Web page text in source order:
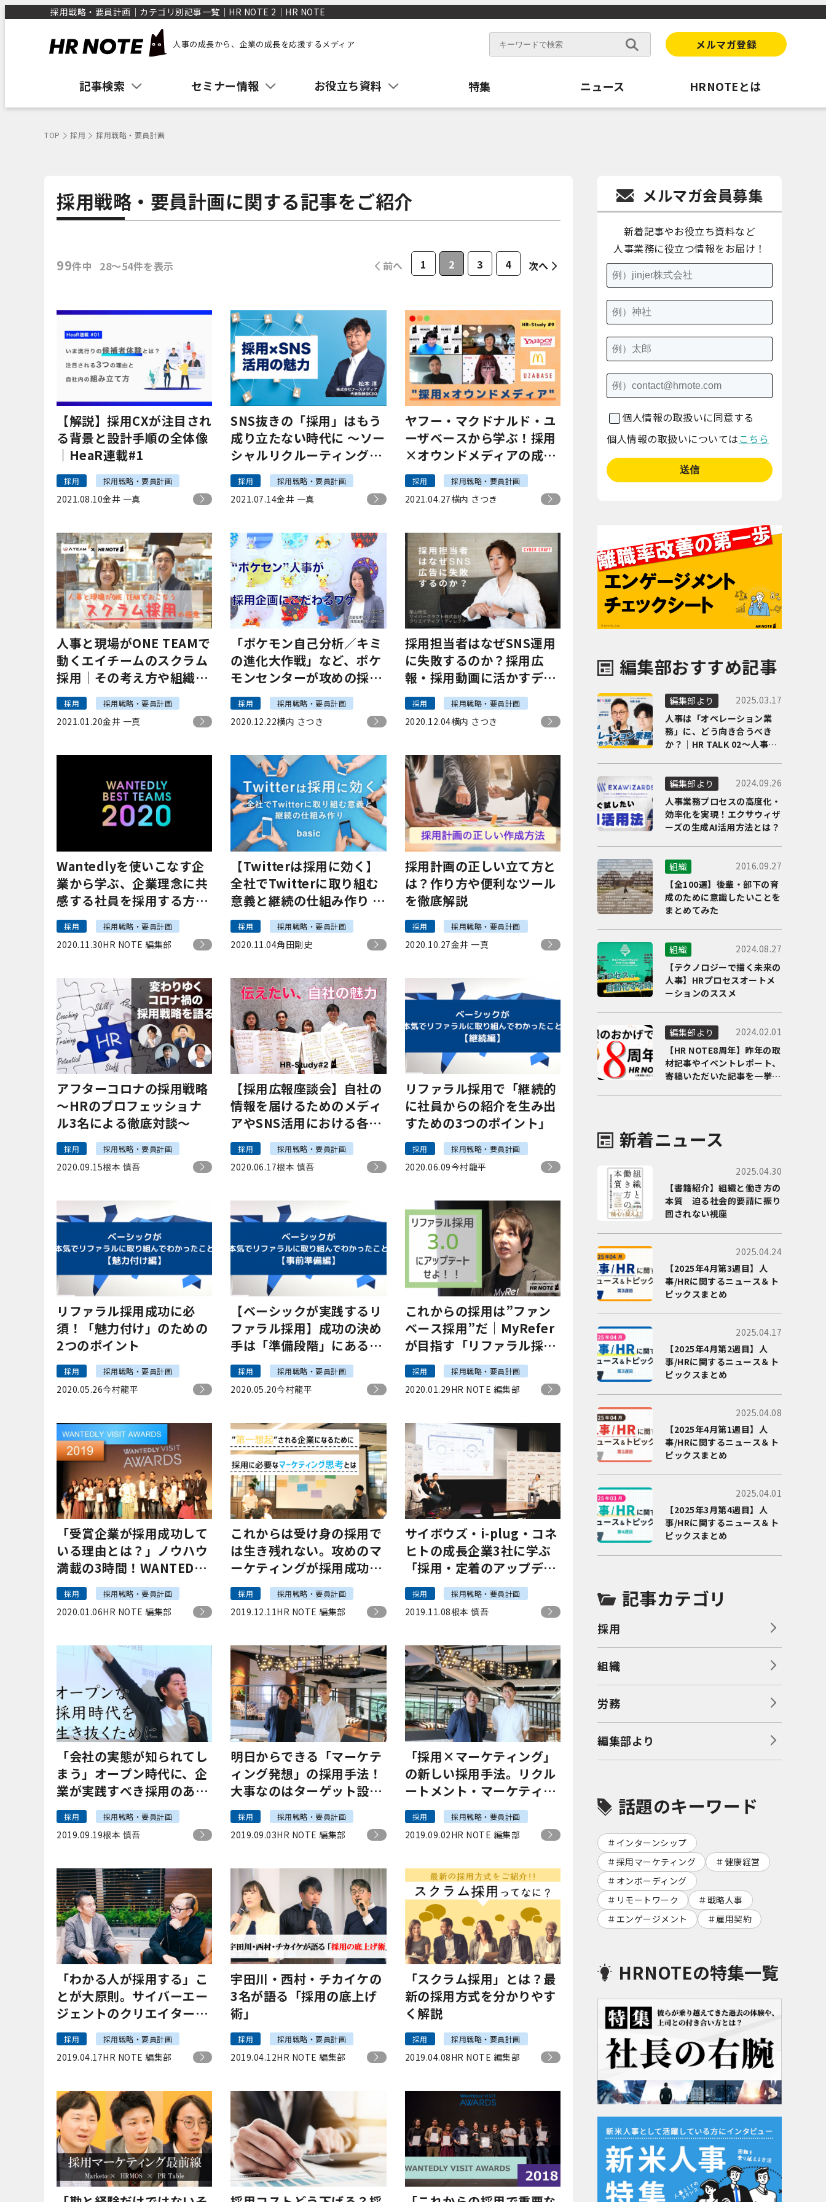
採用戦略・要員計画｜カテゴリ別記事一覧｜HR NOTE 2｜HR NOTE
人事の成長から、企業の成長を応援するメディア メルマガ登録
記事検索 セミナー情報 お役立ち資料 特集 ニュース HRNOTEとは
TOP 採用 採用戦略・要員計画
採用戦略・要員計画に関する記事をご紹介
99件中 28〜54件を表示 前へ 1 2 3 4 次へ
【解説】採用CXが注目され
る背景と設計手順の全体像
｜HeaR連載#1
採用 採用戦略・要員計画
2021.08.10金井 一真
SNS抜きの「採用」はもう
成り立たない時代に 〜ソー
シャルリクルーティングの
最前線を知る〜
採用 採用戦略・要員計画
2021.07.14金井 一真
ヤフー・マクドナルド・ユ
ーザベースから学ぶ！採用
×オウンドメディアの成功
の方程式｜HR-Study #9
採用 採用戦略・要員計画
2021.04.27横内 さつき
人事と現場がONE TEAMで
動くエイチームのスクラム
採用｜その考え方や組織文
化づくりを聞いてみた
採用 採用戦略・要員計画
2021.01.20金井 一真
「ポケモン自己分析／キミ
の進化大作戦」など、ポケ
モンセンターが攻めの採用
企画を実施する理由
採用 採用戦略・要員計画
2020.12.22横内 さつき
採用担当者はなぜSNS運用
に失敗するのか？採用広
報・採用動画に活かすデジ
タル広告とマーケティング
戦略
採用 採用戦略・要員計画
2020.12.04横内 さつき
Wantedlyを使いこなす企
業から学ぶ、企業理念に共
感する社員を採用する方法
｜Wantedly Best Teams
2020イベントレポート
【FUZE2020#1】
採用 採用戦略・要員計画
2020.11.30HR NOTE 編集部
【Twitterは採用に効く】
全社でTwitterに取り組む
意義と継続の仕組み作り |
ベーシック 角田 剛史
採用 採用戦略・要員計画
2020.11.04角田剛史
採用計画の正しい立て方と
は？作り方や便利なツール
を徹底解説
採用 採用戦略・要員計画
2020.10.27金井 一真
アフターコロナの採用戦略
～HRのプロフェッショナ
ル3名による徹底対談～
採用 採用戦略・要員計画
2020.09.15根本 慎吾
【採用広報座談会】自社の
情報を届けるためのメディ
アやSNS活用における各社
の取り組み｜HR-Study＃2
採用 採用戦略・要員計画
2020.06.17根本 慎吾
リファラル採用で「継続的
に社員からの紹介を生み出
すための3つのポイント」
採用 採用戦略・要員計画
2020.06.09今村龍平
リファラル採用成功に必
須！「魅力付け」のための
2つのポイント
採用 採用戦略・要員計画
2020.05.26今村龍平
【ベーシックが実践するリ
ファラル採用】成功の決め
手は「準備段階」にある！
必要なポイント2つを解説
採用 採用戦略・要員計画
2020.05.20今村龍平
これからの採用は”ファン
ベース採用”だ｜MyRefer
が目指す「リファラル採用
の活性化」その先にある組
織の理想像とは？
採用 採用戦略・要員計画
2020.01.29HR NOTE 編集部
「受賞企業が採用成功して
いる理由とは？」ノウハウ
満載の3時間！WANTEDLY
VISIT AWARDS 2019レポ
ート
採用 採用戦略・要員計画
2020.01.06HR NOTE 編集部
これからは受け身の採用で
は生き残れない。攻めのマ
ーケティングが採用成功の
鍵となる！【イベントレポ
ート】
採用 採用戦略・要員計画
2019.12.11HR NOTE 編集部
サイボウズ・i-plug・コネ
ヒトの成長企業3社に学ぶ
「採用・定着のアップデー
ト」#ActivateHRイベント
採用 採用戦略・要員計画
2019.11.08根本 慎吾
「会社の実態が知られてし
まう」オープン時代に、企
業が実践すべき採用のあり
方とは？
採用 採用戦略・要員計画
2019.09.19根本 慎吾
明日からできる「マーケテ
ィング発想」の採用手法！
大事なのはターゲット設定
だった
採用 採用戦略・要員計画
2019.09.03HR NOTE 編集部
「採用×マーケティング」
の新しい採用手法。リクル
ートメント・マーケティン
グで第一想起される企業に
採用 採用戦略・要員計画
2019.09.02HR NOTE 編集部
「わかる人が採用する」こ
とが大原則。サイバーエー
ジェントのクリエイター採
用の方程式
採用 採用戦略・要員計画
2019.04.17HR NOTE 編集部
宇田川・西村・チカイケの
3名が語る「採用の底上げ
術」
採用 採用戦略・要員計画
2019.04.12HR NOTE 編集部
「スクラム採用」とは？最
新の採用方式を分かりやす
く解説
採用 採用戦略・要員計画
2019.04.08HR NOTE 編集部
メルマガ会員募集
新着記事やお役立ち資料など
人事業務に役立つ情報をお届け！
個人情報の取扱いに同意する
個人情報の取扱いについては こちら
編集部おすすめ記事
編集部より
2025.03.17
人事は「オペレーション業
務」に、どう向き合うべき
か？｜HR TALK 02～人事DX
編集部より
2024.09.26
人事業務プロセスの高度化・
効率化を実現！エクサウィザ
ーズの生成AI活用方法とは？
組織
2016.09.27
【全100選】後輩・部下の育
成のために意識したいことを
まとめてみた
組織
2024.08.27
【テクノロジーで描く未来の
人事】HRプロセスオートメ
ーションのススメ
編集部より
2024.02.01
【HR NOTE8周年】昨年の取
材記事やイベントレポート、
寄稿いただいた記事を一挙に
新着ニュース
2025.04.30
【書籍紹介】組織と働き方の
本質 迫る社会的要請に振り
回されない視座
2025.04.24
【2025年4月第3週目】人
事/HRに関するニュース＆ト
ピックスまとめ
2025.04.17
【2025年4月第2週目】人
事/HRに関するニュース＆ト
ピックスまとめ
2025.04.08
【2025年4月第1週目】人
事/HRに関するニュース＆ト
ピックスまとめ
2025.04.01
【2025年3月第4週目】人
事/HRに関するニュース＆ト
ピックスまとめ
記事カテゴリ
採用
組織
労務
編集部より
話題のキーワード
インターンシップ
採用マーケティング
健康経営
オンボーディング
リモートワーク
戦略人事
エンゲージメント
雇用契約
HRNOTEの特集一覧